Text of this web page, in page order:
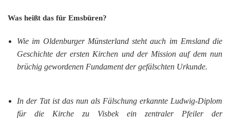
Was heißt das für Emsbüren?
Wie im Oldenburger Münsterland steht auch im Emsland die
Geschichte der ersten Kirchen und der Mission auf dem nun
brüchig gewordenen Fundament der gefälschten Urkunde.
In der Tat ist das nun als Fälschung erkannte Ludwig-Diplom
für die Kirche zu Visbek ein zentraler Pfeiler der